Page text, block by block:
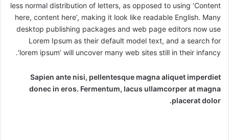
less normal distribution of letters, as opposed to using ‘Content
here, content here’, making it look like readable English. Many
desktop publishing packages and web page editors now use
Lorem Ipsum as their default model text, and a search for
‘lorem ipsum’ will uncover many web sites still in their infancy.
Sapien ante nisi, pellentesque magna aliquet imperdiet
donec in eros. Fermentum, lacus ullamcorper at magna
placerat dolor.